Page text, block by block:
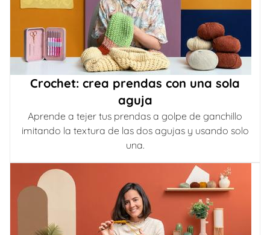
Crochet: crea prendas con una sola
aguja
Aprende a tejer tus prendas a golpe de ganchillo
imitando la textura de las dos agujas y usando solo
una.